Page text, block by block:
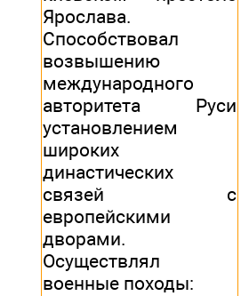
Ярослава.
Способствовал
возвышению
международного
авторитета Руси
установлением
широких
династических
связей с
европейскими
дворами.
Осуществлял
военные походы: